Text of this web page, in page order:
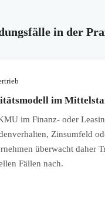
in der
im
im Finanz- oder
Zinsumfeld
überwacht daher
Fällen nach.